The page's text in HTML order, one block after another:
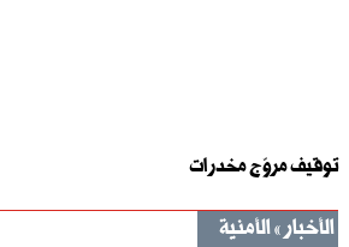
توقيف مروّج مخدرات
الأخبار الأمنية